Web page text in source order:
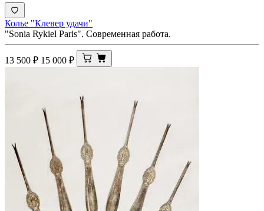
Колье "Клевер удачи"
"Sonia Rykiel Paris". Современная работа.
13 500 ₽ 15 000 ₽